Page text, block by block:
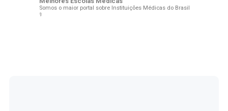
Somos o maior portal sobre Instituições Médicas do Brasil
⚕️